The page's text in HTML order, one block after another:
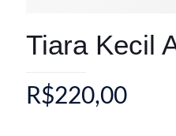
Tiara Kecil
R$220,00